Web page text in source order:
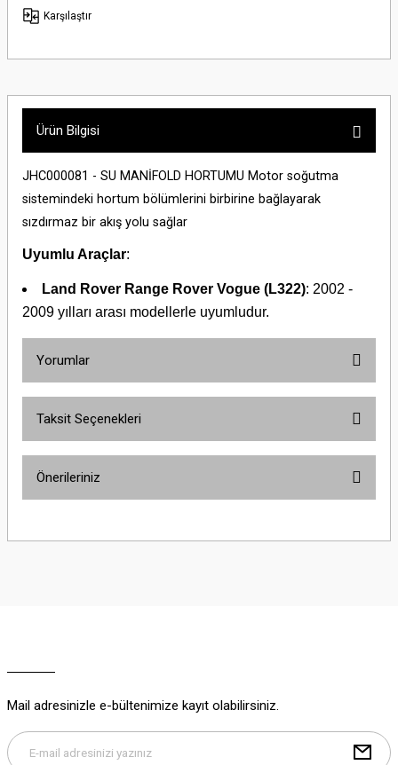
Karşılaştır
Ürün Bilgisi
JHC000081 - SU MANİFOLD HORTUMU Motor soğutma
sistemindeki hortum bölümlerini birbirine bağlayarak
sızdırmaz bir akış yolu sağlar
Uyumlu Araçlar:
Land Rover Range Rover Vogue (L322): 2002 -
2009 yılları arası modellerle uyumludur.
Yorumlar
Taksit Seçenekleri
Önerileriniz
yetersiz gördüğünüz noktaları öneri formunu kullanarak tarafımıza
Bu ürüne benzer farklı alternatifler olmalı.
Mail adresinizle e-bültenimize kayıt olabilirsiniz.